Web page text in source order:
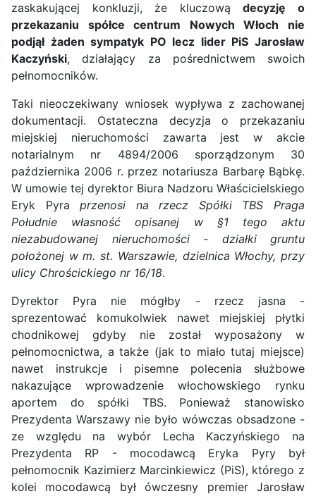
zaskakującej konkluzji, że kluczowądecyzję o
przekazaniu spółce centrum Nowych Włoch nie
podjął żaden sympatyk PO lecz lider PiS Jarosław
Kaczyński, działający za pośrednictwem swoich
pełnomocników.
Taki nieoczekiwany wniosek wypływa z zachowanej
dokumentacji. Ostateczna decyzja o przekazaniu
miejskiej nieruchomości zawarta jest w akcie
notarialnym nr 4894/2006 sporządzonym 30
października 2006 r. przez notariusza Barbarę Bąbkę.
W umowie tej dyrektor Biura Nadzoru Właścicielskiego
Eryk Pyraprzenosi na rzecz Spółki TBS Praga
Południe własność opisanej w §1 tego aktu
niezabudowanej nieruchomości - działki gruntu
położonej w m. st. Warszawie, dzielnica Włochy, przy
ulicy Chrościckiego nr 16/18.
Dyrektor Pyra nie mógłby - rzecz jasna -
sprezentować komukolwiek nawet miejskiej płytki
chodnikowej gdyby nie został wyposażony w
pełnomocnictwa, a także (jak to miało tutaj miejsce)
nawet instrukcje i pisemne polecenia służbowe
nakazujące wprowadzenie włochowskiego rynku
aportem do spółki TBS. Ponieważ stanowisko
Prezydenta Warszawy nie było wówczas obsadzone -
ze względu na wybór Lecha Kaczyńskiego na
Prezydenta RP - mocodawcą Eryka Pyry był
pełnomocnik Kazimierz Marcinkiewicz (PiS), którego z
kolei mocodawcą był ówczesny premier Jarosław